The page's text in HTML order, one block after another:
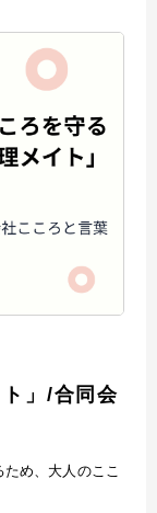
」/合同会